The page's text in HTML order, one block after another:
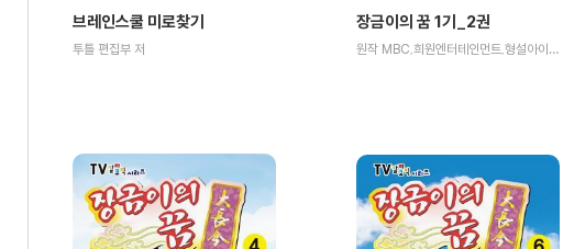
브레인스쿨 미로찾기
투틀 편집부 저
장금이의 꿈 1기_2권
원작 MBC,희원엔터테인먼트,형설아이/만화 둥근아이 저